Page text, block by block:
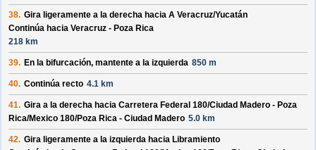
38. Gira ligeramente a la derecha hacia A Veracruz/Yucatán
Continúa hacia Veracruz - Poza Rica
218 km
39. En la bifurcación, mantente a la izquierda 850 m
40. Continúa recto 4.1 km
41. Gira a la derecha hacia Carretera Federal 180/Ciudad Madero - Poza
Rica/Mexico 180/Poza Rica - Ciudad Madero 5.0 km
42. Gira ligeramente a la izquierda hacia Libramiento